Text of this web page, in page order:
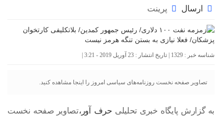
ارسال پرینت
شناسه خبر : 1329 | تاریخ انتشار : 23 آوریل 2019 - 3:21 |
تصاویر صفحه نخست روزنامه‌های سیاسی امروز را اینجا مشاهده کنید.
به گزارش پایگاه خبری تحلیلی حرف آور،تصاویر صفحه نخست